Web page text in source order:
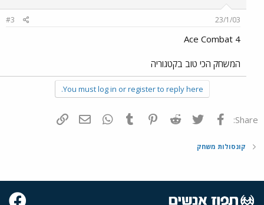
23/1/03
#3
Ace Combat 4
המשחק הכי טוב בקטגוריה
You must log in or register to reply here.
Share: פייסבוק Twitter
Reddit
Pinterest
Tumblr
WhatsAppדואר אלקטרוני
קונסולות משחק